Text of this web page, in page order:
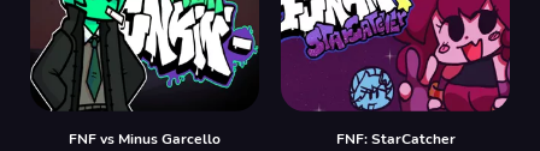
FNF vs Minus Garcello FNF: StarCatcher